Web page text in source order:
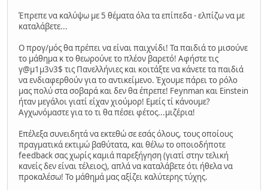
Έπρεπε να καλύψω με 5 θέματα όλα τα επίπεδα - ελπίζω να με
καταλάβετε...
Ο προγ/μός θα πρέπει να είναι παιχνίδι! Τα παιδιά το μισούνε
το μάθημα κ το θεωρούνε το πλέον βαρετό! Αφήστε τις
γ@μ1μ3ν3$ τις Πανελλήνιες και κοιτάξτε να κάνετε τα παιδιά
να ενδιαφερθούν για το αντικείμενο. Έχουμε πάρει το ρόλο
μας πολύ στα σοβαρά και δεν θα έπρεπε! Feynman και Einstein
ήταν μεγάλοι γιατί είχαν χιούμορ! Εμείς τί κάνουμε?
Αγχωνόμαστε για το τι θα πέσει φέτος...μιζέρια!
Επέλεξα συνειδητά να εκτεθώ σε εσάς όλους, τους οποίους
πραγματικά εκτιμώ βαθύτατα, και θέλω το οποιοδήποτε
feedback σας χωρίς καμιά παρεξήγηση (γιατί στην τελική
κανείς δεν είναι τέλειος), απλά να καταλάβετε ότι ήθελα να
προκαλέσω! Το μάθημά μας αξίζει καλύτερης τύχης.